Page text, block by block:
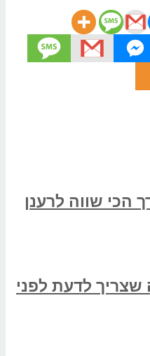
הכי שווה לרענן
שצריך לדעת לפני